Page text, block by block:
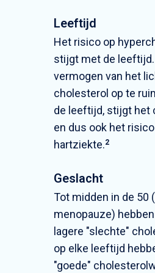
Leeftijd
Het risico op
stijgt met de
vermogen van het
cholesterol op te
de leeftijd, stijgt het
en dus ook het
hartziekte.2
Geslacht
Tot midden in de 50
menopauze)
lagere "slechte"
op elke leeftijd
"goede"